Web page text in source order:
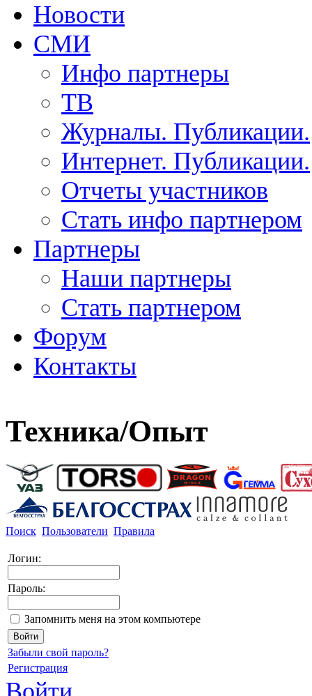
Новости
СМИ
Инфо партнеры
ТВ
Журналы. Публикации.
Интернет. Публикации.
Отчеты участников
Стать инфо партнером
Партнеры
Наши партнеры
Стать партнером
Форум
Контакты
Техника/Опыт
Поиск Пользователи Правила
Логин:
Пароль:
Запомнить меня на этом компьютере
Забыли свой пароль?
Регистрация